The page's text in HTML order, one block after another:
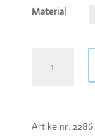
Material
atmosfär
Artikelnr:2286